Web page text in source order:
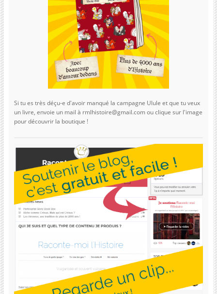
Si tu es très déçu-e d'avoir manqué la campagne Ulule et que tu veux
un livre, envoie un mail à rmlhistoire@gmail.com ou clique sur l'image
pour découvrir la boutique !